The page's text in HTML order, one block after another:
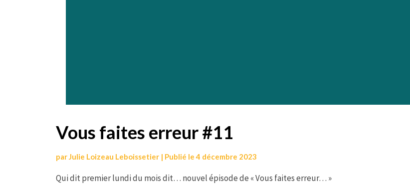
Vous faites erreur #11
parJulie Loizeau Leboissetier | Publié le4 décembre 2023
Qui dit premier lundi du mois dit… nouvel épisode de « Vous faites erreur… »